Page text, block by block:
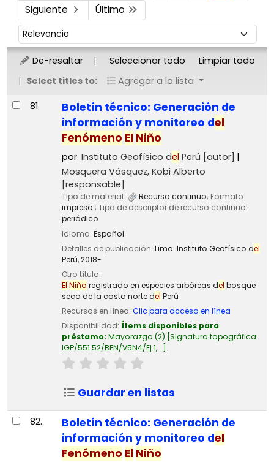
Siguiente
Último
Ordenar por:
De-resaltar Seleccionar todo
Limpiar todo
Select titles to:
Agregar a la lista
Resultados
81.
Boletín técnico: Generación de
información y monitoreo del
Fenómeno El Niño
por Instituto Geofísico del Perú [autor]
Mosquera Vásquez, Kobi Alberto
[responsable]
Tipo de material: Recurso continuo; Formato:
impreso ; Tipo de descriptor de recurso continuo:
periódico
Idioma: Español
Detalles de publicación: Lima: Instituto Geofísico del
Perú,2018-
Otro título:
El Niño registrado en especies arbóreas del bosque
seco de la costa norte del Perú
Recursos en línea: Clic para acceso en línea
Disponibilidad: Ítems disponibles para
préstamo: Mayorazgo (2) Signatura topográfica:
IGP/551.52/BEN/V5N4/Ej.1, .. .
Guardar en listas
82.
Boletín técnico: Generación de
información y monitoreo del
Fenómeno El Niño